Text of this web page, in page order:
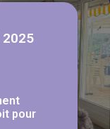
2025
pour